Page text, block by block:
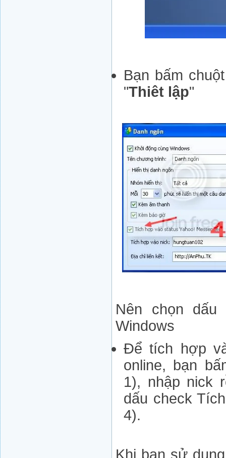
Bạn bấm
"Thiêt lập"
Nên chọn dấu
Windows
Để tích hợp
online, bạn
1), nhập nick
dấu check
4).
Khi bạn sử